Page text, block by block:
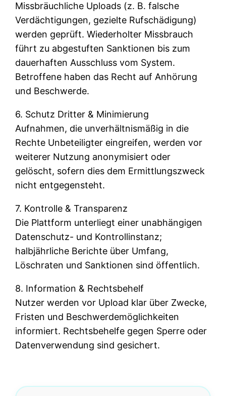
Missbräuchliche Uploads (z. B. falsche
Verdächtigungen, gezielte Rufschädigung)
werden geprüft. Wiederholter Missbrauch
führt zu abgestuften Sanktionen bis zum
dauerhaften Ausschluss vom System.
Betroffene haben das Recht auf Anhörung
und Beschwerde.
6. Schutz Dritter & Minimierung
Aufnahmen, die unverhältnismäßig in die
Rechte Unbeteiligter eingreifen, werden vor
weiterer Nutzung anonymisiert oder
gelöscht, sofern dies dem Ermittlungszweck
nicht entgegensteht.
7. Kontrolle & Transparenz
Die Plattform unterliegt einer unabhängigen
Datenschutz- und Kontrollinstanz;
halbjährliche Berichte über Umfang,
Löschraten und Sanktionen sind öffentlich.
8. Information & Rechtsbehelf
Nutzer werden vor Upload klar über Zwecke,
Fristen und Beschwerdemöglichkeiten
informiert. Rechtsbehelfe gegen Sperre oder
Datenverwendung sind gesichert.